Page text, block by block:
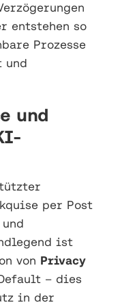
entstehen so
Prozesse
und
und
per Post
und
ist
von Privacy
– dies
in der